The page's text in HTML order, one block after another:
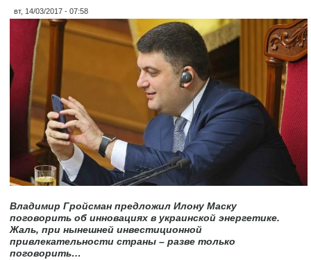
вт, 14/03/2017 - 07:58
Владимир Гройсман предложил Илону Маску
поговорить об инновациях в украинской энергетике.
Жаль, при нынешней инвестиционной
привлекательности страны – разве только
поговорить…